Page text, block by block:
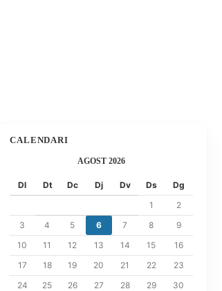
CALENDARI
AGOST 2026
Dl Dt Dc Dj Dv Ds
Dg
1
2
3
4 5 6 7 8
9
10
11 12 13 14 15
16
17
18 19 20 21 22
23
24
25 26 27 28 29
30